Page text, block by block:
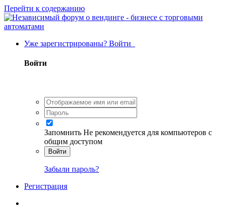
Перейти к содержанию
Уже зарегистрированы? Войти
Войти
Запомнить Не рекомендуется для компьютеров с
общим доступом
Войти
Забыли пароль?
Регистрация